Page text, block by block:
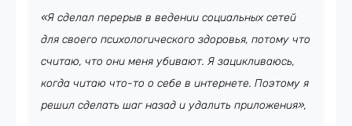
«Я сделал перерыв в ведении социальных сетей
для своего психологического здоровья, потому что
считаю, что они меня убивают. Я зацикливаюсь,
когда читаю что-то о себе в интернете. Поэтому я
решил сделать шаг назад и удалить приложения»,